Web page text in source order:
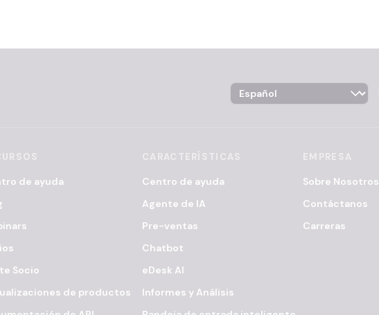
Language Selector
de ayuda
Socio
de productos
CARACTERÍSTICAS
Centro de ayuda
Agente de IA
Pre-ventas
Chatbot
eDesk AI
Informes y Análisis
EMPRESA
Sobre Nosotros
Contáctanos
Carreras